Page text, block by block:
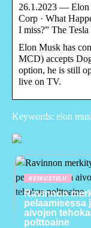
26.1.2023 — Elon
Corp · What
I miss?” The
Elon Musk has
MCD) accepts
option, he is still
live on TV.
Keywords: elon
KESKUSTELU
Ravinnon
pelaamisessa
aivojen
polttoaine